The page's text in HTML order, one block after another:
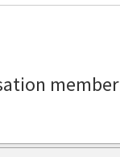
member